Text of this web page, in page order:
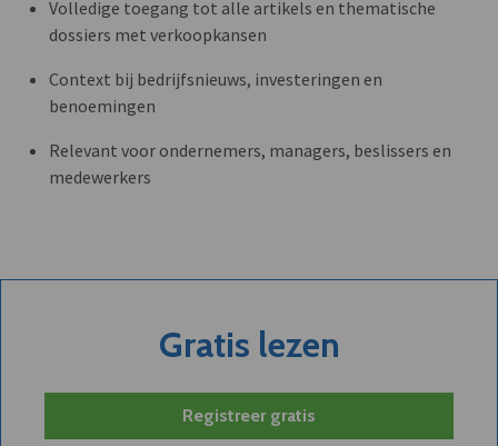
Volledige toegang tot alle artikels en thematische
dossiers met verkoopkansen
Context bij bedrijfsnieuws, investeringen en
benoemingen
Relevant voor ondernemers, managers, beslissers en
medewerkers
Gratis lezen
Registreer gratis